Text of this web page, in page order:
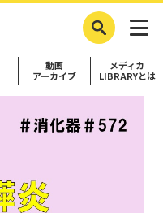
動画
アーカイブ
メディカ
LIBRARYとは